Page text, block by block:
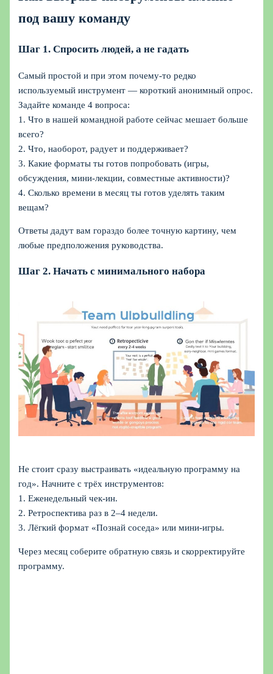
под вашу команду
Шаг 1. Спросить людей, а не гадать
Самый простой и при этом почему‑то редко
используемый инструмент — короткий анонимный опрос.
Задайте команде 4 вопроса:
1. Что в нашей командной работе сейчас мешает больше
всего?
2. Что, наоборот, радует и поддерживает?
3. Какие форматы ты готов попробовать (игры,
обсуждения, мини‑лекции, совместные активности)?
4. Сколько времени в месяц ты готов уделять таким
вещам?
Ответы дадут вам гораздо более точную картину, чем
любые предположения руководства.
Шаг 2. Начать с минимального набора
Не стоит сразу выстраивать «идеальную программу на
год». Начните с трёх инструментов:
1. Еженедельный чек‑ин.
2. Ретроспектива раз в 2–4 недели.
3. Лёгкий формат «Познай соседа» или мини‑игры.
Через месяц соберите обратную связь и скорректируйте
программу.